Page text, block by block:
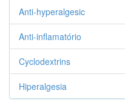
Anti-hyperalgesic
Anti-inflamatório
Cyclodextrins
Hiperalgesia